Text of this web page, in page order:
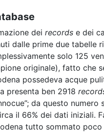
dei records e dei
dalle prime due tabelle
solo 125
originale), fatto che
possedeva acque
presenta ben 2918
da questo numero
il 66% dei dati iniziali.
tutto sommato